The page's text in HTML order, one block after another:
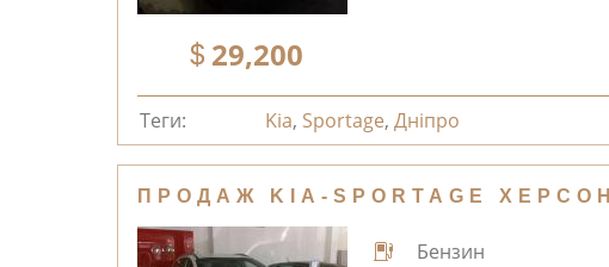
29,200
Теги: Kia, Sportage,Дніпро
ПРОДАЖ KIA-SPORTAGE ХЕРСОН
Бензин